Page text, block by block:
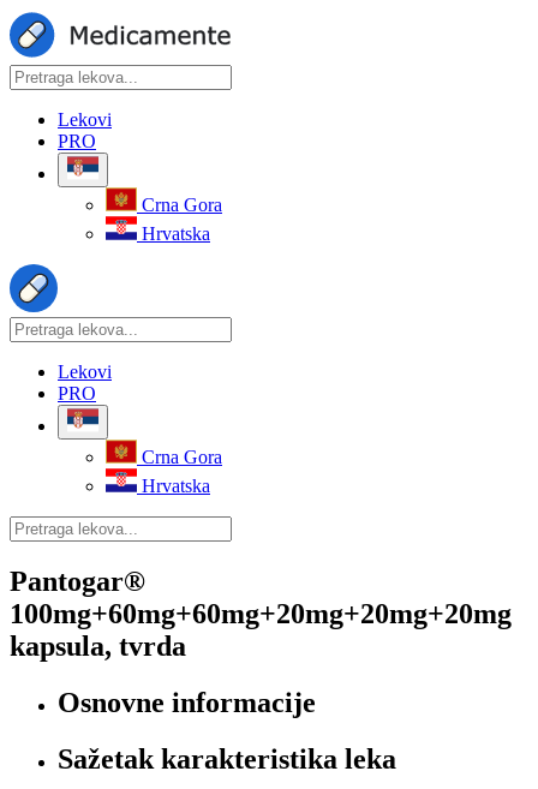
Lekovi
PRO
Crna Gora
Hrvatska
Lekovi
PRO
Crna Gora
Hrvatska
Pantogar®
100mg+60mg+60mg+20mg+20mg+20mg
kapsula, tvrda
Osnovne informacije
Sažetak karakteristika leka